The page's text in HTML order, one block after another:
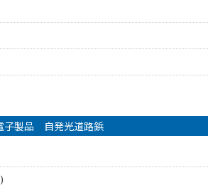
子製品 自発光道路鋲